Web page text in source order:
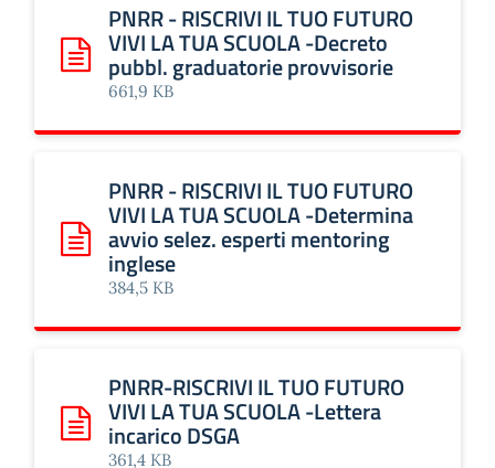
Scarica: PNRR - RISCRIVI IL TUO FUTURO VIVI LA TUA
PNRR - RISCRIVI IL TUO FUTURO
VIVI LA TUA SCUOLA -Decreto
pubbl. graduatorie provvisorie
661,9 KB
Scarica: PNRR - RISCRIVI IL TUO FUTURO VIVI LA TUA
PNRR - RISCRIVI IL TUO FUTURO
VIVI LA TUA SCUOLA -Determina
avvio selez. esperti mentoring
inglese
384,5 KB
Scarica: PNRR-RISCRIVI IL TUO FUTURO VIVI LA TUA
PNRR-RISCRIVI IL TUO FUTURO
VIVI LA TUA SCUOLA -Lettera
incarico DSGA
361,4 KB